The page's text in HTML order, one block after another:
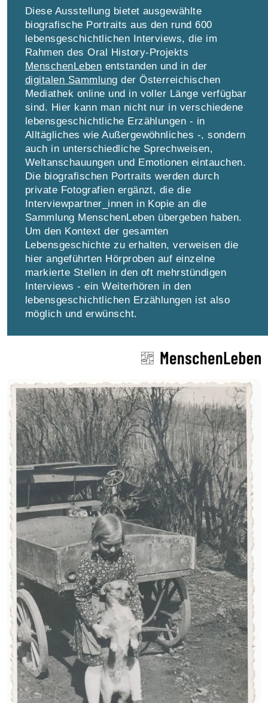
Diese Ausstellung bietet ausgewählte
biografische Portraits aus den rund 600
lebensgeschichtlichen Interviews, die im
Rahmen des Oral History-Projekts
MenschenLeben entstanden und in der
digitalen Sammlung der Österreichischen
Mediathek online und in voller Länge verfügbar
sind. Hier kann man nicht nur in verschiedene
lebensgeschichtliche Erzählungen - in
Alltägliches wie Außergewöhnliches -, sondern
auch in unterschiedliche Sprechweisen,
Weltanschauungen und Emotionen eintauchen.
Die biografischen Portraits werden durch
private Fotografien ergänzt, die die
Interviewpartner_innen in Kopie an die
Sammlung MenschenLeben übergeben haben.
Um den Kontext der gesamten
Lebensgeschichte zu erhalten, verweisen die
hier angeführten Hörproben auf einzelne
markierte Stellen in den oft mehrstündigen
Interviews - ein Weiterhören in den
lebensgeschichtlichen Erzählungen ist also
möglich und erwünscht.